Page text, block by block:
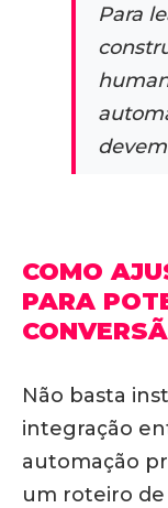
Para
COMO
PARA
Não basta
integração
automação
um roteiro de